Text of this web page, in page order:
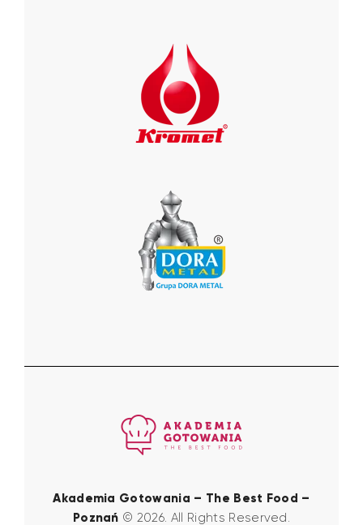
Akademia Gotowania – The Best Food –
Poznań © 2026. All Rights Reserved.